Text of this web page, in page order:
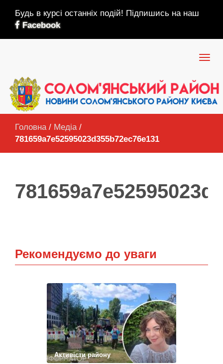
Будь в курсі останніх подій! Підпишись на наш
Facebook
Головна / Медіа /
781659a7e52595023d355b72ec76e131
Рекомендуємо до уваги
Активісти району